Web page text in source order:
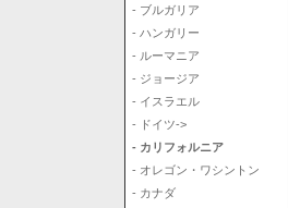
- ブルガリア
- ハンガリー
- ルーマニア
- ジョージア
- イスラエル
- ドイツ->
- カリフォルニア
- オレゴン・ワシントン
- カナダ